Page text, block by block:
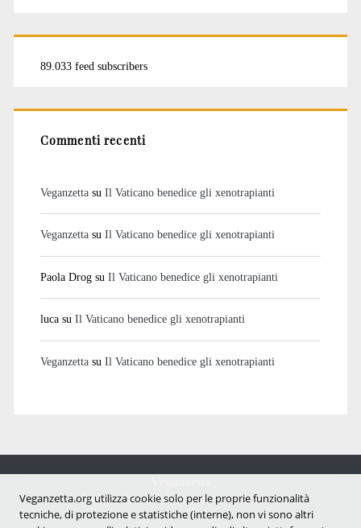
89.033 feed subscribers
Commenti recenti
Veganzettasu Il Vaticano benedice gli xenotrapianti
Veganzettasu Il Vaticano benedice gli xenotrapianti
Paola Drogsu Il Vaticano benedice gli xenotrapianti
lucasu Il Vaticano benedice gli xenotrapianti
Veganzettasu Il Vaticano benedice gli xenotrapianti
Notizie dal mondo vegan e antispecista
Veganzetta.org utilizza cookie solo per le proprie funzionalità
tecniche, di protezione e statistiche (interne), non vi sono altri